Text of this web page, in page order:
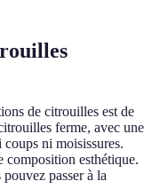
de citrouilles est de
ferme, avec une
ni moisissures.
composition esthétique.
passer à la